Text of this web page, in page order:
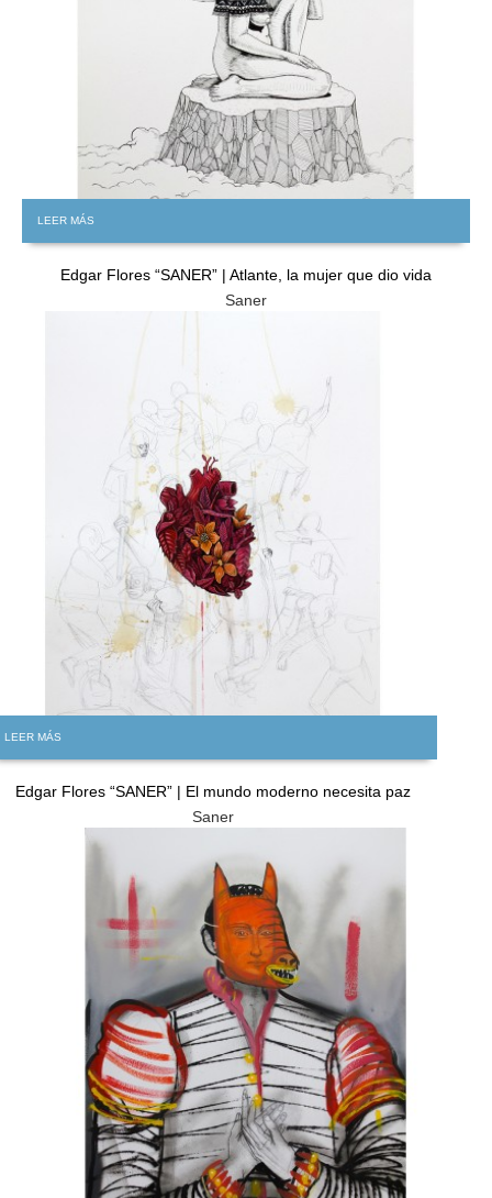
LEER MÁS
Edgar Flores “SANER” | Atlante, la mujer que dio vida
Saner
LEER MÁS
Edgar Flores “SANER” | El mundo moderno necesita paz
Saner